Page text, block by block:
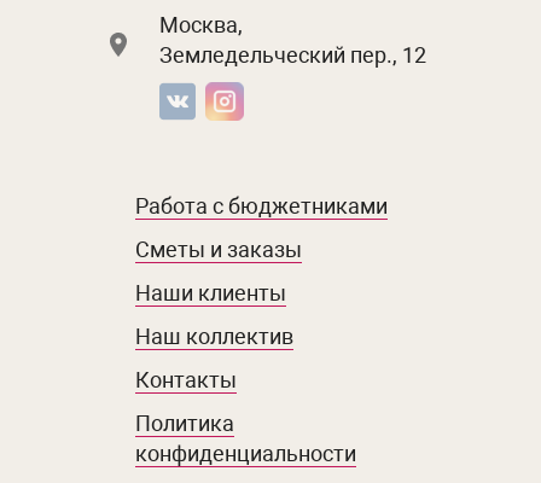
Москва,
Земледельческий пер., 12
Работа с бюджетниками
Сметы и заказы
Наши клиенты
Наш коллектив
Контакты
Политика
конфиденциальности